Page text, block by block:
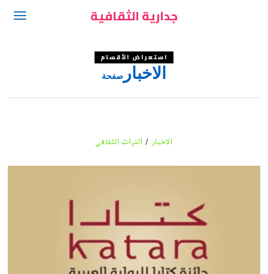
جدارية الثقافية
استعراض الأقسام
الاخبار صفحة
الاخبار / التراث الثقافي